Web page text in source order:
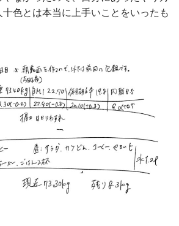
色とは本当に上手いことをいったも